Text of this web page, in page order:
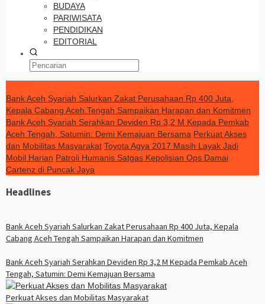
BUDAYA
PARIWISATA
PENDIDIKAN
EDITORIAL
Bank Aceh Syariah Salurkan Zakat Perusahaan Rp 400 Juta,
Kepala Cabang Aceh Tengah Sampaikan Harapan dan Komitmen
Bank Aceh Syariah Serahkan Deviden Rp 3,2 M Kepada Pemkab
Aceh Tengah, Satumin: Demi Kemajuan Bersama Perkuat Akses
dan Mobilitas Masyarakat Toyota Agya 2017 Masih Layak Jadi
Mobil Harian Patroli Humanis Satgas Kepolisian Ops Damai
Cartenz di Puncak Jaya
Headlines
Bank Aceh Syariah Salurkan Zakat Perusahaan Rp 400 Juta, Kepala
Cabang Aceh Tengah Sampaikan Harapan dan Komitmen
Bank Aceh Syariah Serahkan Deviden Rp 3,2 M Kepada Pemkab Aceh
Tengah, Satumin: Demi Kemajuan Bersama
Perkuat Akses dan Mobilitas Masyarakat